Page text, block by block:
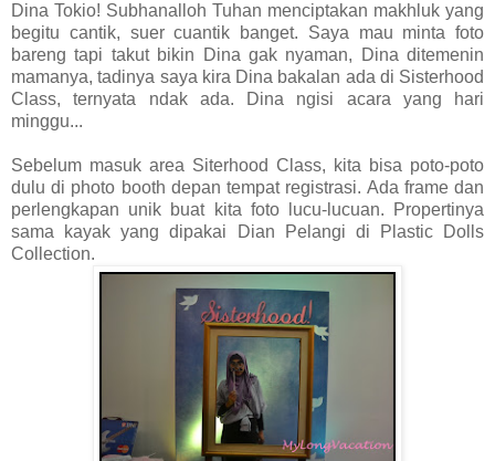
Dina Tokio! Subhanalloh Tuhan menciptakan makhluk yang
begitu cantik, suer cuantik banget. Saya mau minta foto
bareng tapi takut bikin Dina gak nyaman, Dina ditemenin
mamanya, tadinya saya kira Dina bakalan ada di Sisterhood
Class, ternyata ndak ada. Dina ngisi acara yang hari
minggu...
Sebelum masuk area Siterhood Class, kita bisa poto-poto
dulu di photo booth depan tempat registrasi. Ada frame dan
perlengkapan unik buat kita foto lucu-lucuan. Propertinya
sama kayak yang dipakai Dian Pelangi di Plastic Dolls
Collection.